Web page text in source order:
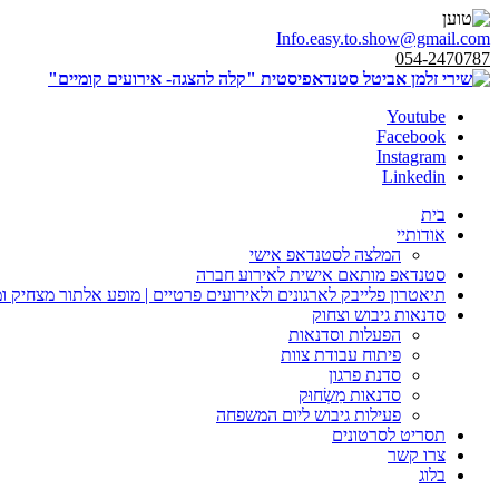
Info.easy.to.show@gmail.com
054-2470787
Youtube
Facebook
Instagram
Linkedin
בית
אודותיי
המלצה לסטנדאפ אישי
סטנדאפ מותאם אישית לאירוע חברה
תיאטרון פלייבק לארגונים ולאירועים פרטיים | מופע אלתור מצחיק
סדנאות גיבוש וצחוק
הפעלות וסדנאות
פיתוח עבודת צוות
סדנת פרגון
סדנאות מִשְׂחוּק
פעילות גיבוש ליום המשפחה
תסריט לסרטונים
צרו קשר
בלוג